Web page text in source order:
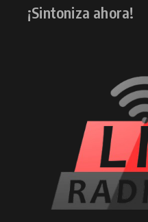
¡Sintoniza ahora!